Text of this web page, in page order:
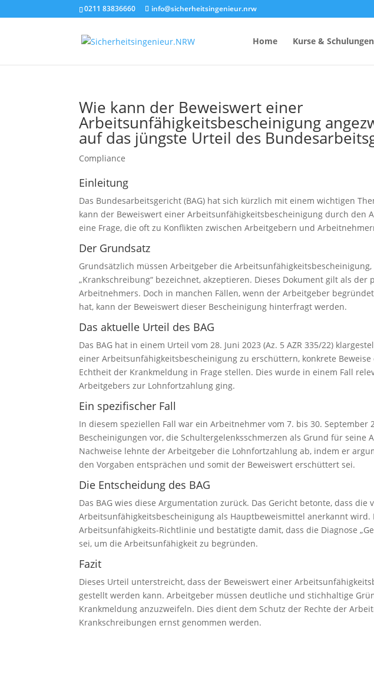
0211 83836660 info@sicherheitsingenieur.nrw
Home Kurse & Schulungen
Anzahl Brandschutzhelfer
Feuerlöscher-Rechner
Wie kann der Beweiswert einer
Arbeitsunfähigkeitsbescheinigung
auf das jüngste Urteil des
Compliance
Einleitung
Das Bundesarbeitsgericht (BAG) hat sich kürzlich mit einem wichtigen
kann der Beweiswert einer Arbeitsunfähigkeitsbescheinigung durch den
eine Frage, die oft zu Konflikten zwischen Arbeitgebern und
Der Grundsatz
Grundsätzlich müssen Arbeitgeber die
„Krankschreibung“ bezeichnet, akzeptieren. Dieses Dokument gilt als
Arbeitnehmers. Doch in manchen Fällen, wenn der Arbeitgeber
hat, kann der Beweiswert dieser Bescheinigung hinterfragt werden.
Das aktuelle Urteil des BAG
Das BAG hat in einem Urteil vom 28. Juni 2023 (Az. 5 AZR 335/22)
einer Arbeitsunfähigkeitsbescheinigung zu erschüttern, konkrete
Echtheit der Krankmeldung in Frage stellen. Dies wurde in einem Fall
Arbeitgebers zur Lohnfortzahlung ging.
Ein spezifischer Fall
In diesem speziellen Fall war ein Arbeitnehmer vom 7. bis 30. September
Bescheinigungen vor, die Schultergelenksschmerzen als Grund für seine
Nachweise lehnte der Arbeitgeber die Lohnfortzahlung ab, indem er
den Vorgaben entsprächen und somit der Beweiswert erschüttert sei.
Die Entscheidung des BAG
Das BAG wies diese Argumentation zurück. Das Gericht betonte, dass die
Arbeitsunfähigkeitsbescheinigung als Hauptbeweismittel anerkannt wird.
Arbeitsunfähigkeits-Richtlinie und bestätigte damit, dass die Diagnose
sei, um die Arbeitsunfähigkeit zu begründen.
Fazit
Dieses Urteil unterstreicht, dass der Beweiswert einer
gestellt werden kann. Arbeitgeber müssen deutliche und stichhaltige
Krankmeldung anzuzweifeln. Dies dient dem Schutz der Rechte der
Krankschreibungen ernst genommen werden.